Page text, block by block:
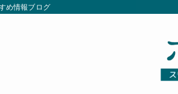
め情報ブログ